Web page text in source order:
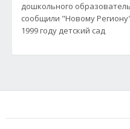
дошкольного
сообщили "Новому
1999 году детский сад